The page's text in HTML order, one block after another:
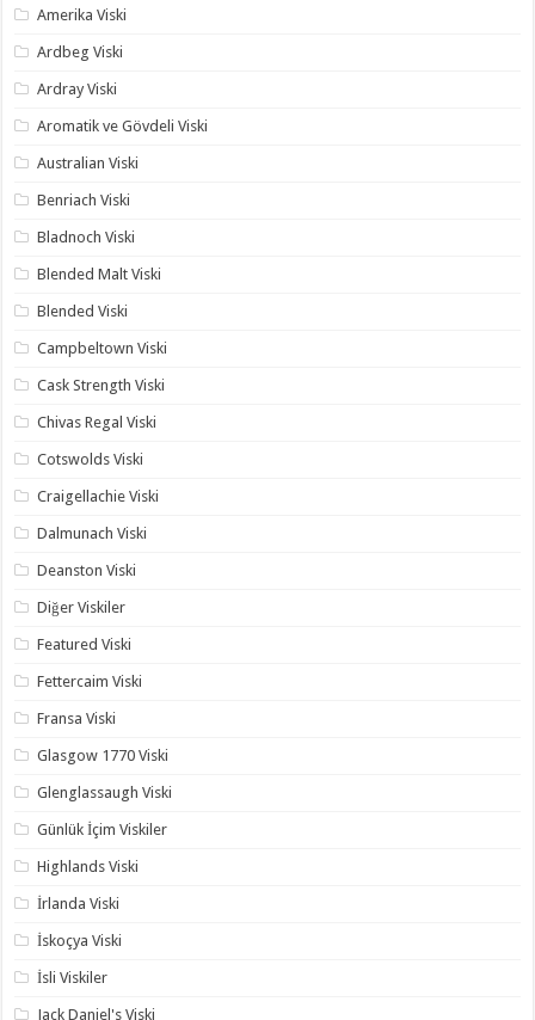
Amerika Viski
Ardbeg Viski
Ardray Viski
Aromatik ve Gövdeli Viski
Australian Viski
Benriach Viski
Bladnoch Viski
Blended Malt Viski
Blended Viski
Campbeltown Viski
Cask Strength Viski
Chivas Regal Viski
Cotswolds Viski
Craigellachie Viski
Dalmunach Viski
Deanston Viski
Diğer Viskiler
Featured Viski
Fettercaim Viski
Fransa Viski
Glasgow 1770 Viski
Glenglassaugh Viski
Günlük İçim Viskiler
Highlands Viski
İrlanda Viski
İskoçya Viski
İsli Viskiler
Jack Daniel's Viski